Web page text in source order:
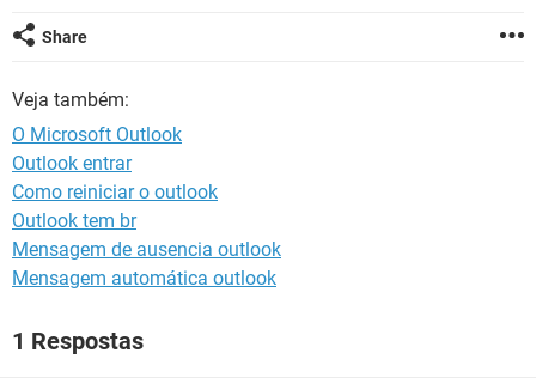
GUIA DE COMPRAS
Share
Veja também:
O Microsoft Outlook
Outlook entrar
Como reiniciar o outlook
Outlook tem br
Mensagem de ausencia outlook
Mensagem automática outlook
1 Respostas